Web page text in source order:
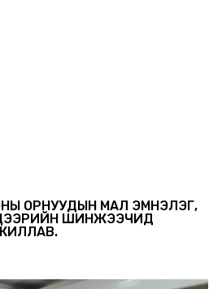
ОРНУУДЫН МАЛ ЭМНЭЛЭГ,
ШИНЖЭЭЧИД